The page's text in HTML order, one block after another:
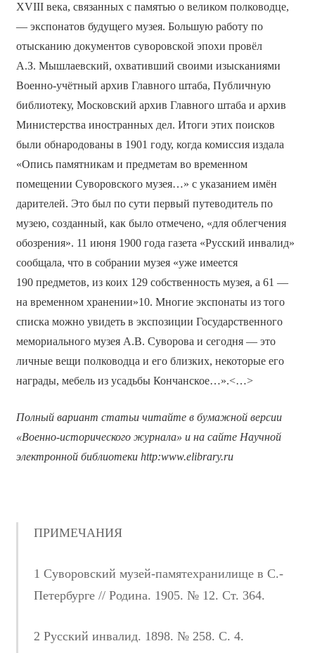
XVIII века, связанных с памятью о великом полководце,
— экспонатов будущего музея. Большую работу по
отысканию документов суворовской эпохи провёл
А.З. Мышлаевский, охвативший своими изысканиями
Военно-учётный архив Главного штаба, Публичную
библиотеку, Московский архив Главного штаба и архив
Министерства иностранных дел. Итоги этих поисков
были обнародованы в 1901 году, когда комиссия издала
«Опись памятникам и предметам во временном
помещении Суворовского музея…» с указанием имён
дарителей. Это был по сути первый путеводитель по
музею, созданный, как было отмечено, «для облегчения
обозрения». 11 июня 1900 года газета «Русский инвалид»
сообщала, что в собрании музея «уже имеется
190 предметов, из коих 129 собственность музея, а 61 —
на временном хранении»10. Многие экспонаты из того
списка можно увидеть в экспозиции Государственного
мемориального музея А.В. Суворова и сегодня — это
личные вещи полководца и его близких, некоторые его
награды, мебель из усадьбы Кончанское…».<…>
Полный вариант статьи читайте в бумажной версии
«Военно-исторического журнала» и на сайте Научной
электронной библиотеки http:www.elibrary.ru
ПРИМЕЧАНИЯ
1 Суворовский музей-памятехранилище в С.-
Петербурге // Родина. 1905. № 12. Ст. 364.
2 Русский инвалид. 1898. № 258. С. 4.